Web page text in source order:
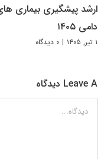
ارشد پیشگیری بیماری
دامی ۱۴۰۵
۱ تیر, ۱۴۰۵ | ۰ دیدگاه
Leave A دیدگاه
دیدگاه